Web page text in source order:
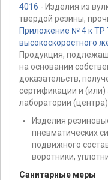
4016 - Изделия из
твердой резины,
Приложение № 4 к ТР
высокоскоростного
Продукция,
на основании
доказательств,
сертификации и
лаборатории
Изделия
пневматических
подвижного
воротники,
Санитарные меры